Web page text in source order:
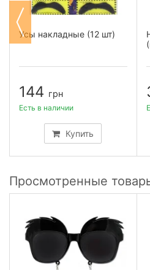
Усы накладные (12 шт)
144 грн
Купить
Есть в наличии
Просмотренные